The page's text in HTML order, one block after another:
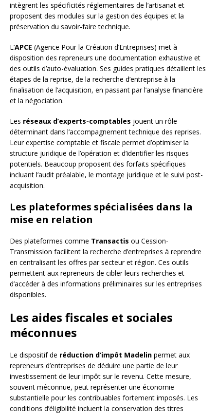
intègrent les spécificités réglementaires de l’artisanat et
proposent des modules sur la gestion des équipes et la
préservation du savoir-faire technique.
L’APCE (Agence Pour la Création d’Entreprises) met à
disposition des repreneurs une documentation exhaustive et
des outils d’auto-évaluation. Ses guides pratiques détaillent les
étapes de la reprise, de la recherche d’entreprise à la
finalisation de l’acquisition, en passant par l’analyse financière
et la négociation.
Les réseaux d’experts-comptables jouent un rôle
déterminant dans l’accompagnement technique des reprises.
Leur expertise comptable et fiscale permet d’optimiser la
structure juridique de l’opération et d’identifier les risques
potentiels. Beaucoup proposent des forfaits spécifiques
incluant l’audit préalable, le montage juridique et le suivi post-
acquisition.
Les plateformes spécialisées dans la
mise en relation
Des plateformes comme Transactis ou Cession-
Transmission facilitent la recherche d’entreprises à reprendre
en centralisant les offres par secteur et région. Ces outils
permettent aux repreneurs de cibler leurs recherches et
d’accéder à des informations préliminaires sur les entreprises
disponibles.
Les aides fiscales et sociales
méconnues
Le dispositif de réduction d’impôt Madelin permet aux
repreneurs d’entreprises de déduire une partie de leur
investissement de leur impôt sur le revenu. Cette mesure,
souvent méconnue, peut représenter une économie
substantielle pour les contribuables fortement imposés. Les
conditions d’éligibilité incluent la conservation des titres